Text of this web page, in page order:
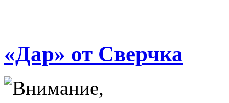
«Дар» от Сверчка